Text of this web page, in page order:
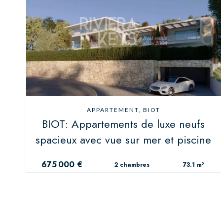
APPARTEMENT, BIOT
BIOT: Appartements de luxe neufs
spacieux avec vue sur mer et piscine
675 000 € 2 chambres 73.1 m²